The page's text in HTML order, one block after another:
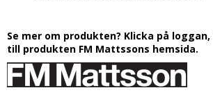
Se mer om produkten? Klicka på
till produkten FM Mattssons hemsida.